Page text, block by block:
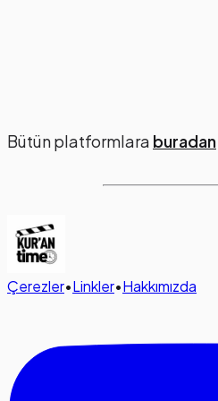
Bütün platformlara buradan
Çerezler•Linkler•Hakkımızda